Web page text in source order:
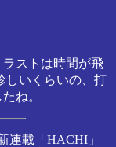
ストは時間が飛
しいくらいの、打
ね。
連載「HACHI」